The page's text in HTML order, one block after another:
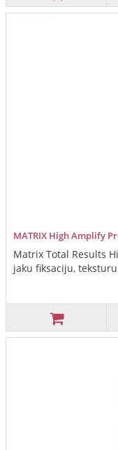
MATRIX High Amplify
Matrix Total Results
jaku fiksaciju,